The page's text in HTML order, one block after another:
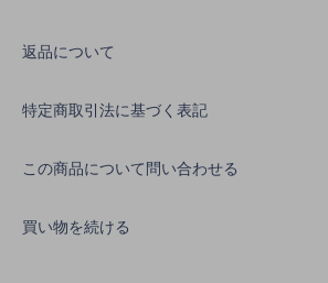
返品について
特定商取引法に基づく表記
この商品について問い合わせる
買い物を続ける